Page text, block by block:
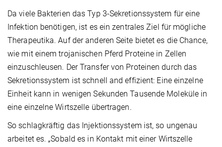
Da viele Bakterien das Typ 3-Sekretionssystem für eine
Infektion benötigen, ist es ein zentrales Ziel für mögliche
Therapeutika. Auf der anderen Seite bietet es die Chance,
wie mit einem trojanischen Pferd Proteine in Zellen
einzuschleusen. Der Transfer von Proteinen durch das
Sekretionssystem ist schnell and effizient: Eine einzelne
Einheit kann in wenigen Sekunden Tausende Moleküle in
eine einzelne Wirtszelle übertragen.
So schlagkräftig das Injektionssystem ist, so ungenau
arbeitet es. „Sobald es in Kontakt mit einer Wirtszelle